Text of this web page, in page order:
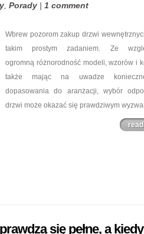
Porady | 1 comment
Wbrew pozorom zakup drzwi
takim prostym zadaniem. Ze
ogromną różnorodność modeli, wzorów i
także mając na uwadze
dopasowania do aranżacji, wybór
drzwi może okazać się prawdziwym
się pełne, a kiedy